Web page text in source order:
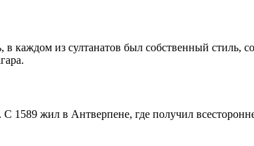
каждом из султанатов был собственный стиль,
жил в Антверпене, где получил